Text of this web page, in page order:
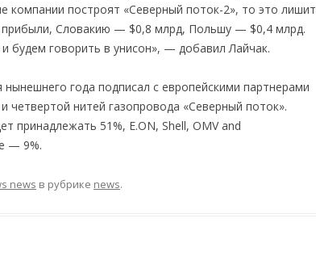
компании построят «Северный поток-2», то это лишит
прибыли, Словакию — $0,8 млрд, Польшу — $0,4 млрд.
будем говорить в унисон», — добавил Лайчак.
года подписал с европейскими партнерами
четвертой нитей газопровода «Северный поток».
принадлежать 51%, E.ON, Shell, OMV and
— 9%.
news в рубрике news.